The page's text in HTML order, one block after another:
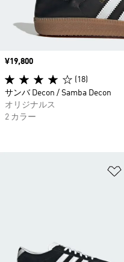
価格
¥19,800
(18)
サンバ Decon / Samba Decon
オリジナルス
2 カラー